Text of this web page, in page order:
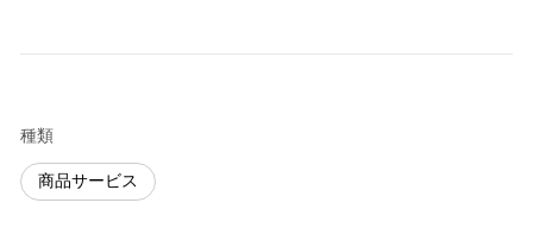
種類
商品サービス